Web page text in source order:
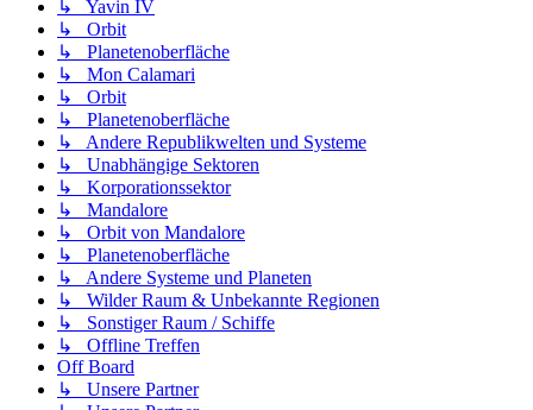
↳ Yavin IV
↳ Orbit
↳ Planetenoberfläche
↳ Mon Calamari
↳ Orbit
↳ Planetenoberfläche
↳ Andere Republikwelten und Systeme
↳ Unabhängige Sektoren
↳ Korporationssektor
↳ Mandalore
↳ Orbit von Mandalore
↳ Planetenoberfläche
↳ Andere Systeme und Planeten
↳ Wilder Raum & Unbekannte Regionen
↳ Sonstiger Raum / Schiffe
↳ Offline Treffen
Off Board
↳ Unsere Partner